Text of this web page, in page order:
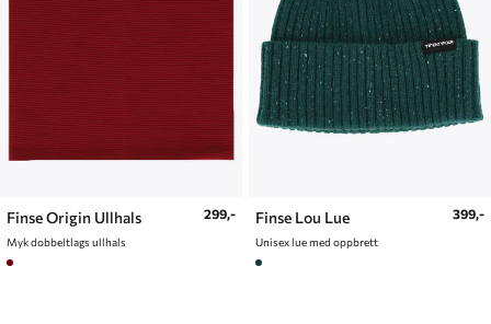
Finse Origin Ullhals
Myk dobbeltlags ullhals
299,- Finse Lou Lue
Unisex lue med oppbrett
399,-